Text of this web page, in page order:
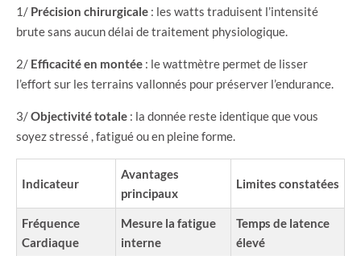
1/ Précision chirurgicale : les watts traduisent l’intensité
brute sans aucun délai de traitement physiologique.
2/ Efficacité en montée : le wattmètre permet de lisser
l’effort sur les terrains vallonnés pour préserver l’endurance.
3/Objectivité totale : la donnée reste identique que vous
soyez stressé , fatigué ou en pleine forme.
Indicateur
Avantages
principaux
Limites constatées
Fréquence
Cardiaque
Mesure la fatigue
interne
Temps de latence
élevé